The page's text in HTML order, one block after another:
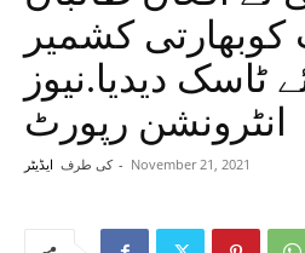
کوبھارتی کشمیر
ٹاسک دیدیا.نیوز
انٹرونشن رپورٹ
کی طرف ایڈیٹر - November 21, 2021